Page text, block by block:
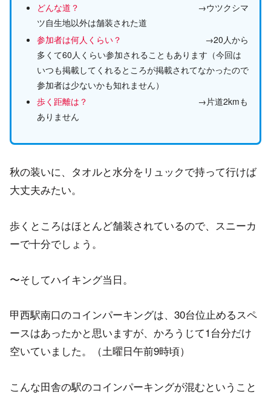
どんな道？
→ウツクシマ
ツ自生地以外は舗装された道
参加者は何人くらい？
→20人から
多くて60人くらい参加されることもあります（今回は
いつも掲載してくれるところが掲載されてなかったので
参加者は少ないかも知れません）
歩く距離は？
→片道2kmも
ありません
秋の装いに、タオルと水分をリュックで持って行けば
大丈夫みたい。
歩くところはほとんど舗装されているので、スニーカ
ーで十分でしょう。
〜そしてハイキング当日。
甲西駅南口のコインパーキングは、30台位止めるスペ
ースはあったかと思いますが、かろうじて1台分だけ
空いていました。（土曜日午前9時頃）
こんな田舎の駅のコインパーキングが混むということ